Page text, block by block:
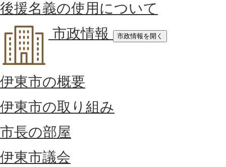
後援名義の使用について
市政情報
市政情報を開く
伊東市の概要
伊東市の取り組み
市長の部屋
伊東市議会